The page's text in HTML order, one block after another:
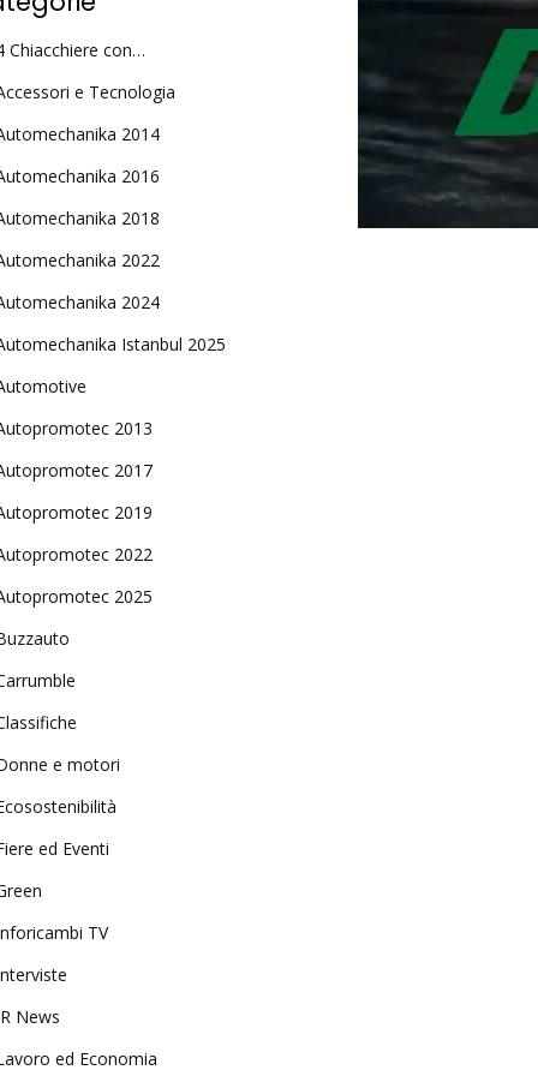
Chiacchiere con…
e Tecnologia
2014
2016
2018
2022
2024
Istanbul 2025
2013
2017
2019
2022
2025
e motori
ed Eventi
TV
News
ed Economia